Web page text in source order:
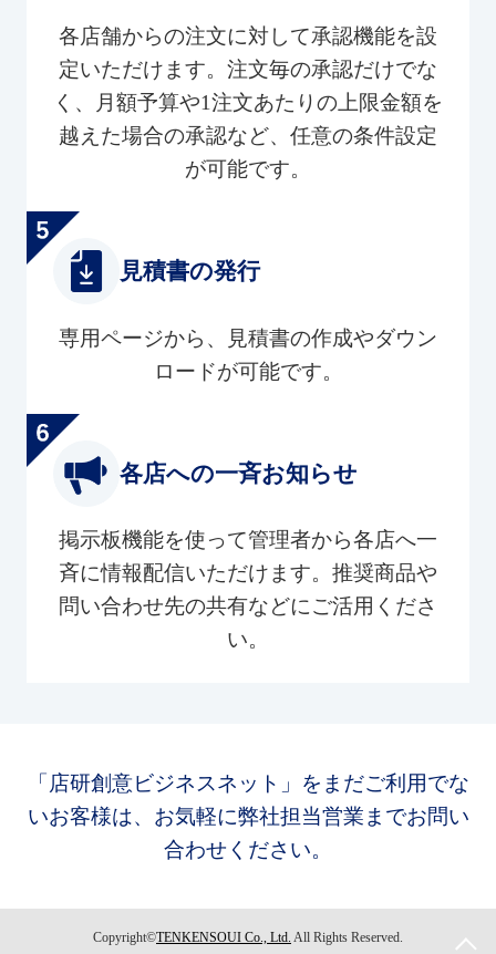
各店舗からの注文に対して承認機能を設
定いただけます。注文毎の承認だけでな
く、月額予算や1注文あたりの上限金額を
越えた場合の承認など、任意の条件設定
が可能です。
見積書の発行
専用ページから、見積書の作成やダウン
ロードが可能です。
各店への一斉お知らせ
掲示板機能を使って管理者から各店へ一
斉に情報配信いただけます。推奨商品や
問い合わせ先の共有などにご活用くださ
い。
「店研創意ビジネスネット」をまだご利用でな
いお客様は、お気軽に弊社担当営業までお問い
合わせください。
Copyright©TENKENSOUI Co., Ltd. All Rights Reserved.